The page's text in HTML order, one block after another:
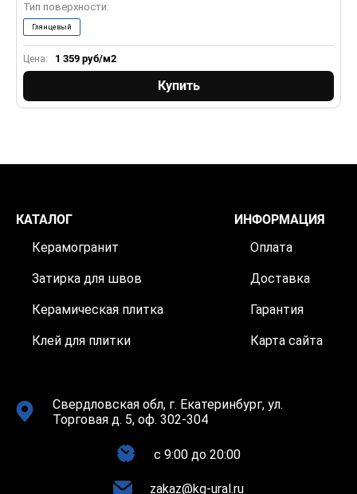
Цена: 1 359 руб/м2
Купить
Тип поверхности:
Глянцевый
КАТАЛОГ
Керамогранит
Затирка для швов
Керамическая плитка
Клей для плитки
ИНФОРМАЦИЯ
Оплата
Доставка
Гарантия
Карта сайта
Свердловская обл, г. Екатеринбург, ул.
Торговая д. 5, оф. 302-304
c 9:00 до 20:00
zakaz@kg-ural.ru